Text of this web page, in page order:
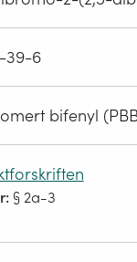
39-6
bifenyl
§ 2a-3